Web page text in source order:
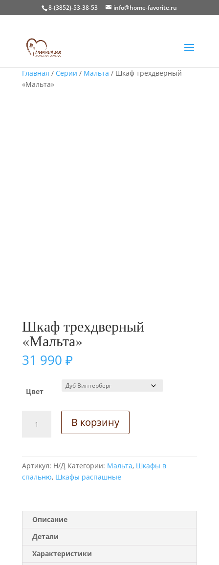
8-(3852)-53-38-53 info@home-favorite.ru
Главная / Серии / Мальта / Шкаф трехдверный
«Мальта»
Шкаф трехдверный
«Мальта»
31 990 ₽
Цвет
товара
В корзину
Артикул: Н/Д Категории: Мальта, Шкафы в
спальню, Шкафы распашные
Описание
Детали
Характеристики